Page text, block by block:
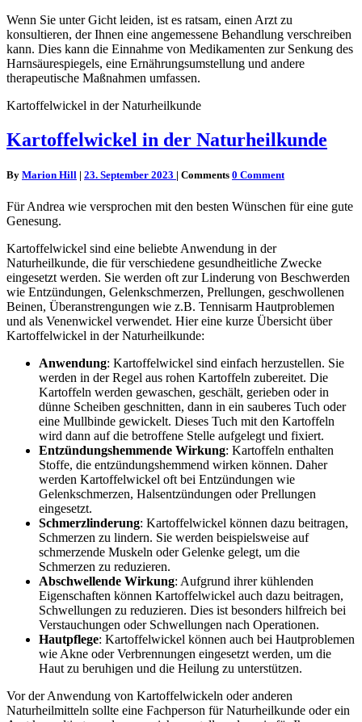
Wenn Sie unter Gicht leiden, ist es ratsam, einen Arzt zu
konsultieren, der Ihnen eine angemessene Behandlung verschreiben
kann. Dies kann die Einnahme von Medikamenten zur Senkung des
Harnsäurespiegels, eine Ernährungsumstellung und andere
therapeutische Maßnahmen umfassen.
Kartoffelwickel in der Naturheilkunde
Kartoffelwickel in der Naturheilkunde
By Marion Hill | 23. September 2023 | Comments 0 Comment
Für Andrea wie versprochen mit den besten Wünschen für eine gute
Genesung.
Kartoffelwickel sind eine beliebte Anwendung in der
Naturheilkunde, die für verschiedene gesundheitliche Zwecke
eingesetzt werden. Sie werden oft zur Linderung von Beschwerden
wie Entzündungen, Gelenkschmerzen, Prellungen, geschwollenen
Beinen, Überanstrengungen wie z.B. Tennisarm Hautproblemen
und als Venenwickel verwendet. Hier eine kurze Übersicht über
Kartoffelwickel in der Naturheilkunde:
Anwendung: Kartoffelwickel sind einfach herzustellen. Sie
werden in der Regel aus rohen Kartoffeln zubereitet. Die
Kartoffeln werden gewaschen, geschält, gerieben oder in
dünne Scheiben geschnitten, dann in ein sauberes Tuch oder
eine Mullbinde gewickelt. Dieses Tuch mit den Kartoffeln
wird dann auf die betroffene Stelle aufgelegt und fixiert.
Entzündungshemmende Wirkung: Kartoffeln enthalten
Stoffe, die entzündungshemmend wirken können. Daher
werden Kartoffelwickel oft bei Entzündungen wie
Gelenkschmerzen, Halsentzündungen oder Prellungen
eingesetzt.
Schmerzlinderung: Kartoffelwickel können dazu beitragen,
Schmerzen zu lindern. Sie werden beispielsweise auf
schmerzende Muskeln oder Gelenke gelegt, um die
Schmerzen zu reduzieren.
Abschwellende Wirkung: Aufgrund ihrer kühlenden
Eigenschaften können Kartoffelwickel auch dazu beitragen,
Schwellungen zu reduzieren. Dies ist besonders hilfreich bei
Verstauchungen oder Schwellungen nach Operationen.
Hautpflege: Kartoffelwickel können auch bei Hautproblemen
wie Akne oder Verbrennungen eingesetzt werden, um die
Haut zu beruhigen und die Heilung zu unterstützen.
Vor der Anwendung von Kartoffelwickeln oder anderen
Naturheilmitteln sollte eine Fachperson für Naturheilkunde oder ein